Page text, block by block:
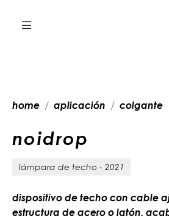
home aplicación colgante
noidrop
lámpara de techo - 2021
dispositivo de techo con cable
estructura de acero o latón.